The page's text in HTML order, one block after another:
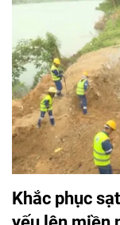
Khắc phục